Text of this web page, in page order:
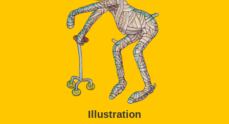
Illustration